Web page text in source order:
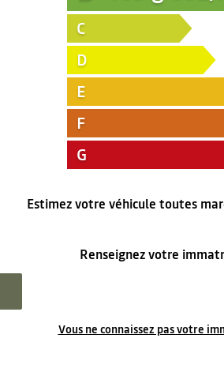
C
D
E
F
G
Estimez votre véhicule toutes
Renseignez votre
Vous ne connaissez pas votre